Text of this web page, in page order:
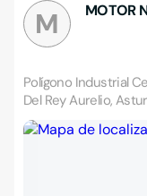
M MOTOR
Polígono Industrial
Del Rey Aurelio,